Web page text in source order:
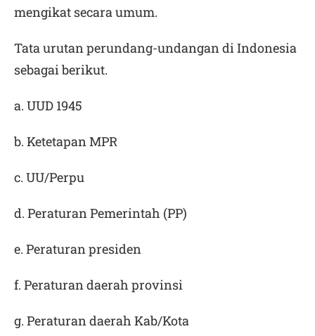
mengikat secara umum.
Tata urutan perundang-undangan di Indonesia
sebagai berikut.
a. UUD 1945
b. Ketetapan MPR
c. UU/Perpu
d. Peraturan Pemerintah (PP)
e. Peraturan presiden
f. Peraturan daerah provinsi
g. Peraturan daerah Kab/Kota